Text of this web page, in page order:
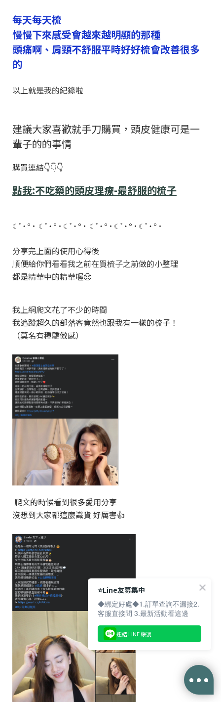
每天每天梳
慢慢下來感受會越來越明顯的那種
頭痛啊、 肩頸不舒服平時好好梳會改善很多
的
以上就是我的紀錄啦
建議大家喜歡就手刀購買，頭皮健康可是一
輩子的的事情
購買連結👇👇👇
點我:不吃藥的頭皮理療-最舒服的梳子
☾˚‧º· ☾˚‧º·☾˚‧º· ☾˚‧º·☾˚‧º· ☾˚‧º·
分享完上面的使用心得後
順便給你們看看我之前在買梳子之前做的小整理
都是精華中的精華喔🥺️
我上網爬文花了不少的時間
我追蹤超久的部落客竟然也跟我有一樣的梳子！
（莫名有種驕傲感）
爬文的時候看到很多愛用分享
沒想到大家都這麼識貨 好厲害👍
⭐️Line友募集中
◆綁定好處◆1.訂單查詢不漏接2.
客服直接問 3.最新活動看這邊
連結 LINE 帳號